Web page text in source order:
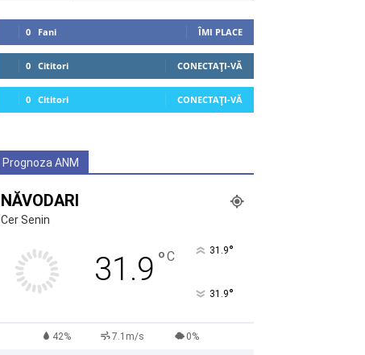
0 Fani ÎMI PLACE
0 Cititori CONECTAȚI-VĂ
0 Cititori CONECTAȚI-VĂ
Prognoza ANM
NĂVODARI
Cer Senin
31.9 °C 31.9°
31.9°
42% 7.1m/s 0%